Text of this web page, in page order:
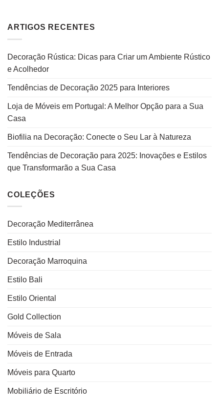
ARTIGOS RECENTES
Decoração Rústica: Dicas para Criar um Ambiente Rústico
e Acolhedor
Tendências de Decoração 2025 para Interiores
Loja de Móveis em Portugal: A Melhor Opção para a Sua
Casa
Biofilia na Decoração: Conecte o Seu Lar à Natureza
Tendências de Decoração para 2025: Inovações e Estilos
que Transformarão a Sua Casa
COLEÇÕES
Decoração Mediterrânea
Estilo Industrial
Decoração Marroquina
Estilo Bali
Estilo Oriental
Gold Collection
Móveis de Sala
Móveis de Entrada
Móveis para Quarto
Mobiliário de Escritório